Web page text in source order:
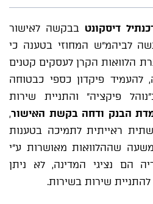
דיסקונט בבקשה לאישור
לביהמ"ש המחוזי בטענה כי
הלוואות הקרן לעסקים קטנים
להעמיד פיקדון כספי כבטוחה
פיקציה" והתניית שירות
הבנק ודחה בקשת האישור,
ראייתית לתמיכה בטענות
שההלוואות מאושרות ע"י
הם נציגי המדינה, לא ניתן
שירות בשירות.